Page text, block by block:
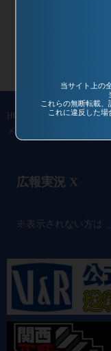
当サイト上の
これらの無断転載、
これに違反した
HOME 作品一覧 過去作
メールマガジン
広報実況 X
※表示されない方は